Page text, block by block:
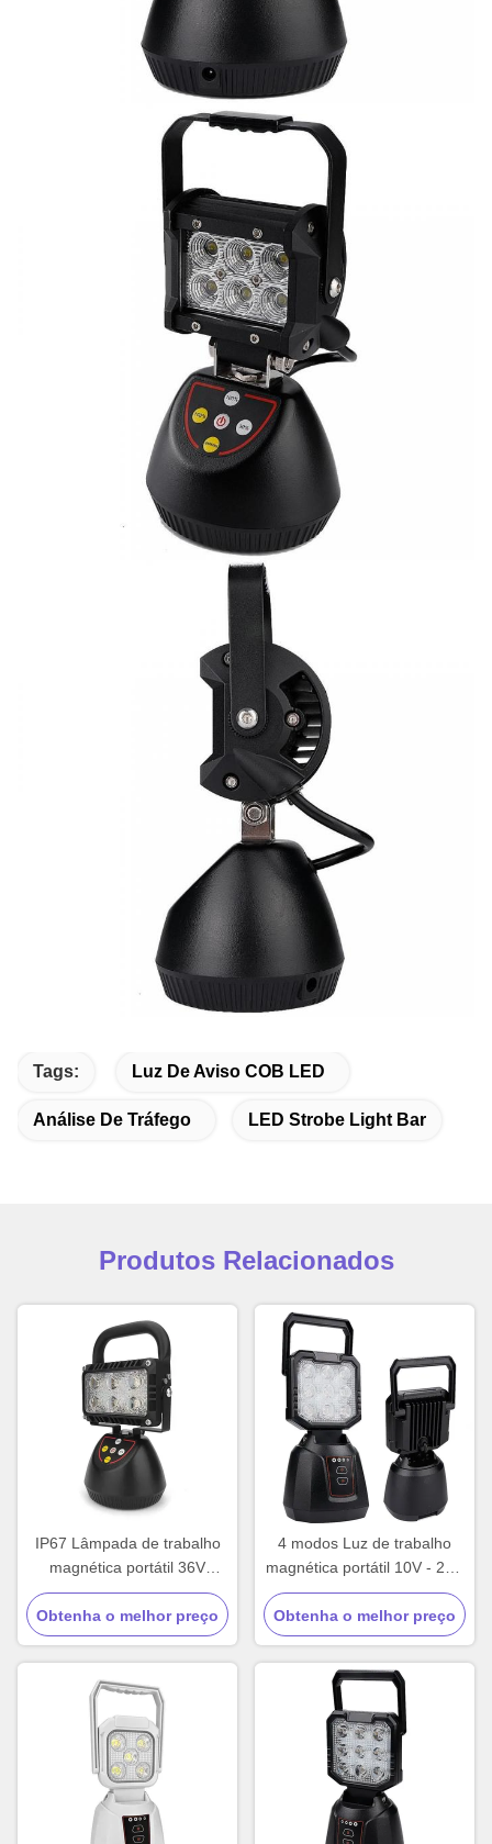
Tags: Luz De Aviso COB LED
Análise De Tráfego LED Strobe Light Bar
Produtos Relacionados
IP67 Lâmpada de trabalho
magnética portátil 36V
Lâmpada de acampamento
ao ar livre personalizada
Obtenha o melhor preço
4 modos Luz de trabalho
magnética portátil 10V - 24V
Luz de acampamento LED
portátil
Obtenha o melhor preço